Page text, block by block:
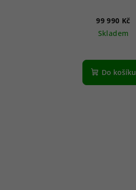
99 990 Kč
Skladem
Do košíku